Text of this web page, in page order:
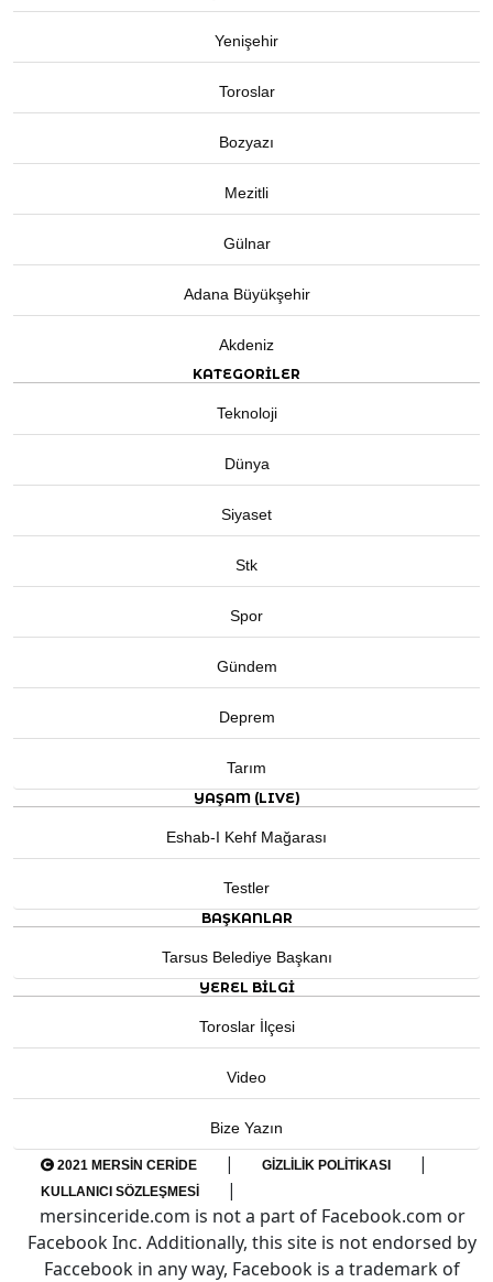
Yenişehir
Toroslar
Bozyazı
Mezitli
Gülnar
Adana Büyükşehir
Akdeniz
KATEGORİLER
Teknoloji
Dünya
Siyaset
Stk
Spor
Gündem
Deprem
Tarım
YAŞAM (LIVE)
Eshab-I Kehf Mağarası
Testler
BAŞKANLAR
Tarsus Belediye Başkanı
YEREL BILGI
Toroslar İlçesi
Video
Bize Yazın
2021 MERSIN CERIDE | GIZLILIK POLITIKASI |
KULLANICI SÖZLEŞMESI
|
mersinceride.com is not a part of Facebook.com or
Facebook Inc. Additionally, this site is not endorsed by
Faccebook in any way, Facebook is a trademark of